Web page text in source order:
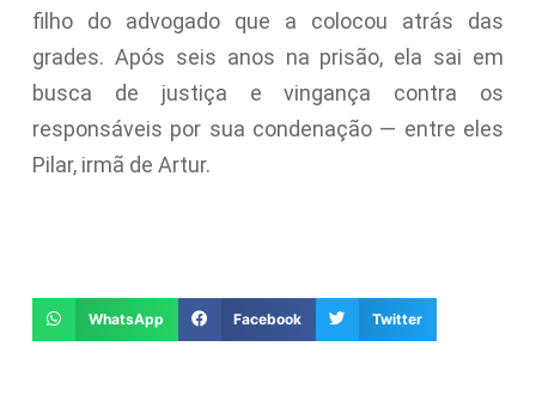
filho do advogado que a colocou atrás das
grades. Após seis anos na prisão, ela sai em
busca de justiça e vingança contra os
responsáveis por sua condenação — entre eles
Pilar, irmã de Artur.
WhatsApp Facebook Twitter